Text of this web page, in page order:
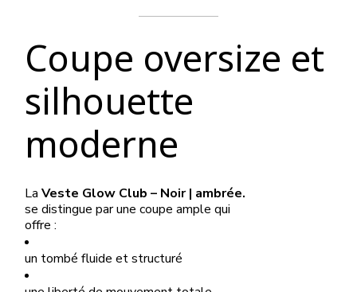
Coupe oversize et
silhouette
moderne
LaVeste Glow Club – Noir | ambrée.
se distingue par une coupe ample qui
offre :
un tombé fluide et structuré